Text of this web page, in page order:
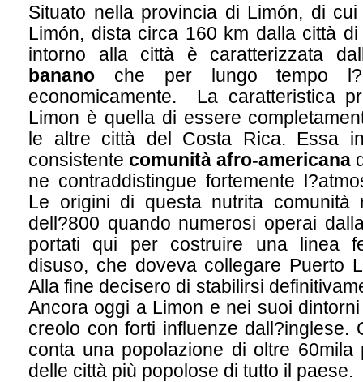
Situato nella provincia di Limón, di
Limón, dista circa 160 km dalla città
intorno alla città è caratterizzata
banano che per lungo tempo
economicamente. La caratteristica
Limon è quella di essere
le altre città del Costa Rica. Essa
consistente comunità afro-americana
ne contraddistingue fortemente
Le origini di questa nutrita comunità
dell?800 quando numerosi operai
portati qui per costruire una linea
disuso, che doveva collegare Puerto
Alla fine decisero di stabilirsi
Ancora oggi a Limon e nei suoi
creolo con forti influenze dall?inglese.
conta una popolazione di oltre
delle città più popolose di tutto il paese.